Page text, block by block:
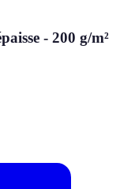
- 200 g/m²